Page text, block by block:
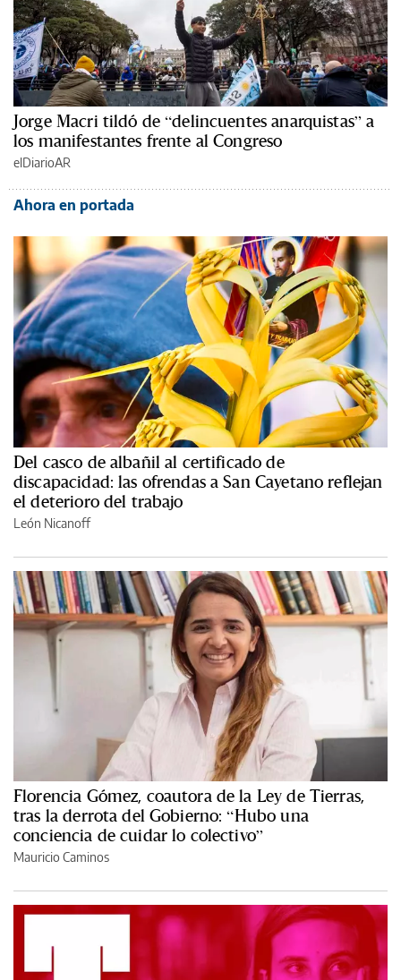
Jorge Macri tildó de “delincuentes anarquistas” a
los manifestantes frente al Congreso
elDiarioAR
Ahora en portada
Del casco de albañil al certificado de
discapacidad: las ofrendas a San Cayetano reflejan
el deterioro del trabajo
León Nicanoff
Florencia Gómez, coautora de la Ley de Tierras,
tras la derrota del Gobierno: “Hubo una
conciencia de cuidar lo colectivo”
Mauricio Caminos